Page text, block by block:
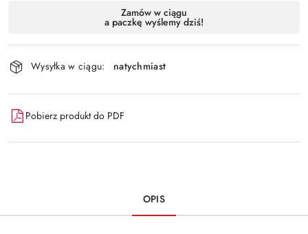
Wyślij
dostawa
Zamów w ciągu
a paczkę wyślemy dziś!
Wysyłka w ciągu: natychmiast
Pobierz produkt do PDF
OPIS